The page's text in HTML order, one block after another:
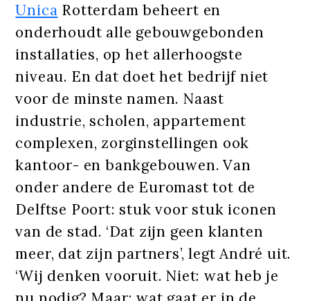
Unica Rotterdam beheert en
onderhoudt alle gebouwgebonden
installaties, op het allerhoogste
niveau. En dat doet het bedrijf niet
voor de minste namen. Naast
industrie, scholen, appartement
complexen, zorginstellingen ook
kantoor- en bankgebouwen. Van
onder andere de Euromast tot de
Delftse Poort: stuk voor stuk iconen
van de stad. ‘Dat zijn geen klanten
meer, dat zijn partners’, legt André uit.
‘Wij denken vooruit. Niet: wat heb je